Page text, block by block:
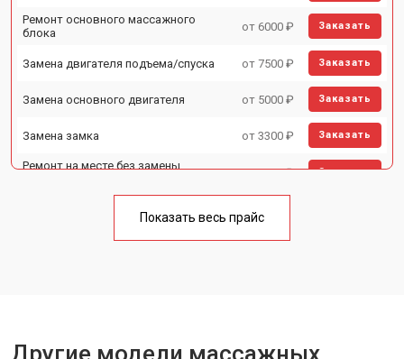
Ремонт основного массажного
блока
от 6000 ₽ Заказать
Замена двигателя подъема/спуска от 7500 ₽ Заказать
Замена основного двигателя от 5000 ₽ Заказать
Замена замка от 3300 ₽ Заказать
Ремонт на месте без замены
от 3200 ₽ Заказать
от 4400 ₽
Замена вторичного
Прошивка от 3700 ₽ Заказать
Показать весь прайс
Другие модели массажных